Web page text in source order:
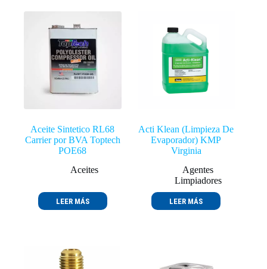
Aceite Sintetico RL68
Carrier por BVA Toptech
POE68
Aceites
LEER MÁS
Acti Klean (Limpieza De
Evaporador) KMP
Virginia
Agentes
Limpiadores
LEER MÁS